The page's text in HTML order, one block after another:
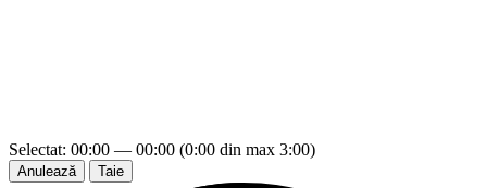
Selectat: 00:00 — 00:00 (0:00 din max 3:00)
Anulează Taie